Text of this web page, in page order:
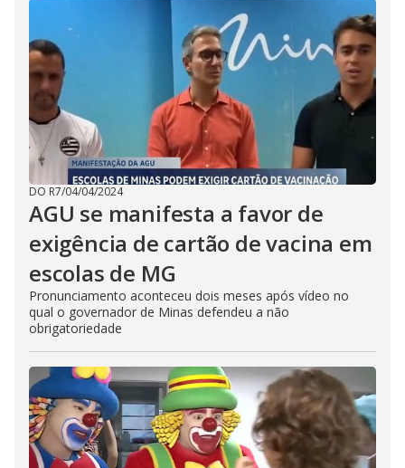
DO R7/04/04/2024
AGU se manifesta a favor de
exigência de cartão de vacina em
escolas de MG
Pronunciamento aconteceu dois meses após vídeo no
qual o governador de Minas defendeu a não
obrigatoriedade